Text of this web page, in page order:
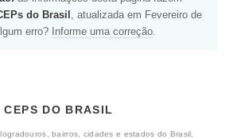
do Brasil , atualizada em Fevereiro de
erro? Informe uma correção.
CEPS DO BRASIL
bairros, cidades e estados do Brasil,